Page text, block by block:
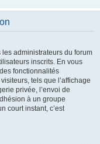
les administrateurs du forum
inscrits. En vous
fonctionnalités
tels que l’affichage
privée, l’envoi de
à un groupe
court instant, c’est